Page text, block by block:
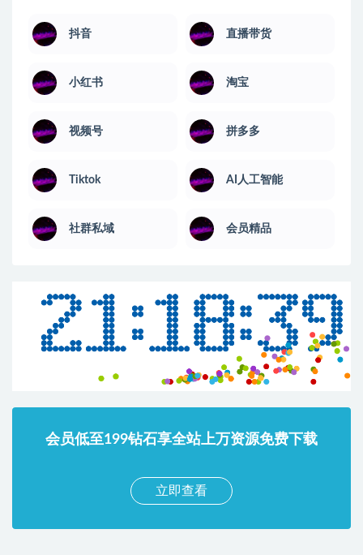
抖音 直播带货
小红书 淘宝
视频号 拼多多
Tiktok AI人工智能
社群私域 会员精品
会员低至199钻石享全站上万资源免费下载
立即查看